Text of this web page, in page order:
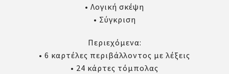
• Λογική σκέψη
• Σύγκριση
Περιεχόμενα:
• 6 καρτέλες περιβάλλοντος με λέξεις
• 24 κάρτες τόμπολας